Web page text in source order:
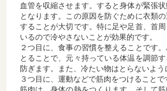
血管を収縮させます。すると身体が緊張
となります。この原因を防ぐために衣類
することが大切です。特に足や足首、首
いるので冷やさないことが効果的です。
２つ目に、食事の習慣を整えることです
とることで、元々持っている体温を調節
防ぎます。また、冷たい物はとらないよう
３つ目に、運動などで筋肉をつけることで